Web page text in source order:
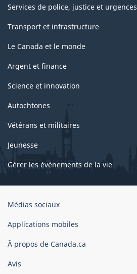
Services de police, justice et urgences
Transport et infrastructure
Le Canada et le monde
Argent et finance
Science et innovation
Autochtones
Vétérans et militaires
Jeunesse
Gérer les événements de la vie
Organisation
gouvernement
Canada
Médias sociaux
Applications mobiles
Ã propos de Canada.ca
Avis